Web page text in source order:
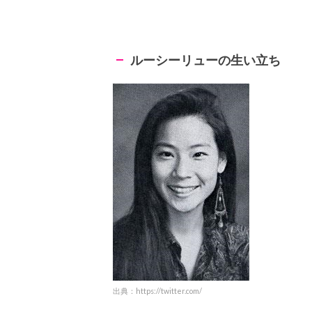
ルーシーリューの生い立ち
出典：https://twitter.com/